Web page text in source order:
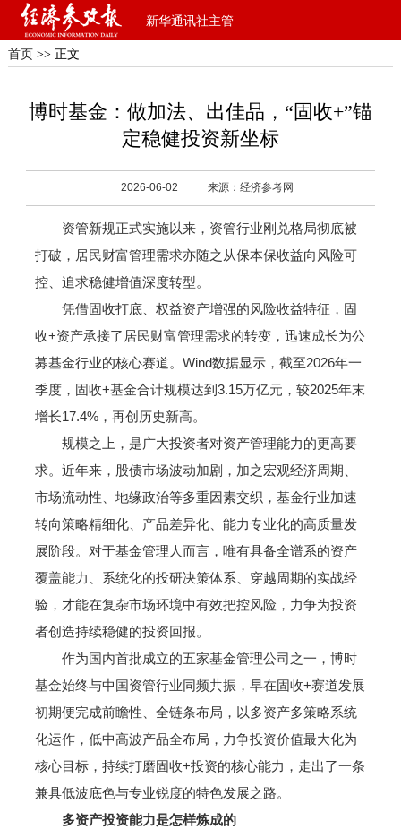
新华通讯社主管
首页 >> 正文
博时基金：做加法、出佳品，“固收+”锚
定稳健投资新坐标
2026-06-02 来源：经济参考网
资管新规正式实施以来，资管行业刚兑格局彻底被
打破，居民财富管理需求亦随之从保本保收益向风险可
控、追求稳健增值深度转型。
凭借固收打底、权益资产增强的风险收益特征，固
收+资产承接了居民财富管理需求的转变，迅速成长为公
募基金行业的核心赛道。Wind数据显示，截至2026年一
季度，固收+基金合计规模达到3.15万亿元，较2025年末
增长17.4%，再创历史新高。
规模之上，是广大投资者对资产管理能力的更高要
求。近年来，股债市场波动加剧，加之宏观经济周期、
市场流动性、地缘政治等多重因素交织，基金行业加速
转向策略精细化、产品差异化、能力专业化的高质量发
展阶段。对于基金管理人而言，唯有具备全谱系的资产
覆盖能力、系统化的投研决策体系、穿越周期的实战经
验，才能在复杂市场环境中有效把控风险，力争为投资
者创造持续稳健的投资回报。
作为国内首批成立的五家基金管理公司之一，博时
基金始终与中国资管行业同频共振，早在固收+赛道发展
初期便完成前瞻性、全链条布局，以多资产多策略系统
化运作，低中高波产品全布局，力争投资价值最大化为
核心目标，持续打磨固收+投资的核心能力，走出了一条
兼具低波底色与专业锐度的特色发展之路。
多资产投资能力是怎样炼成的